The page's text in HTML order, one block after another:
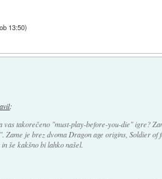
13:50)
:
vas takorečeno "must-play-before-you-die" igre?
Zame je brez dvoma Dragon age origins, Soldier of
še kakšno bi lahko našel.